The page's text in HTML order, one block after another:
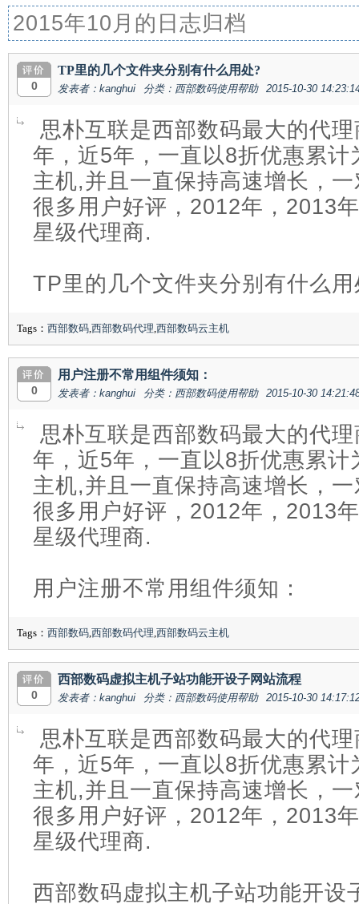
2015年10月的日志归档
0
TP里的几个文件夹分别有什么用处?
发表者：kanghui 分类：西部数码使用帮助 2015-10-30
思朴互联是西部数码最大的代
年，近5年，一直以8折优惠累
主机,并且一直保持高速增长，
很多用户好评，2012年，2013
星级代理商.
TP里的几个文件夹分别有什么
Tags： 西部数码,西部数码代理,西部数码云主机
0
用户注册不常用组件须知：
发表者：kanghui 分类：西部数码使用帮助 2015-10-30
思朴互联是西部数码最大的代
年，近5年，一直以8折优惠累
主机,并且一直保持高速增长，
很多用户好评，2012年，2013
星级代理商.
用户注册不常用组件须知：
Tags： 西部数码,西部数码代理,西部数码云主机
0
西部数码虚拟主机子站功能开设子网站流程
发表者：kanghui 分类：西部数码使用帮助 2015-10-30
思朴互联是西部数码最大的代
年，近5年，一直以8折优惠累
主机,并且一直保持高速增长，
很多用户好评，2012年，2013
星级代理商.
西部数码虚拟主机子站功能开设